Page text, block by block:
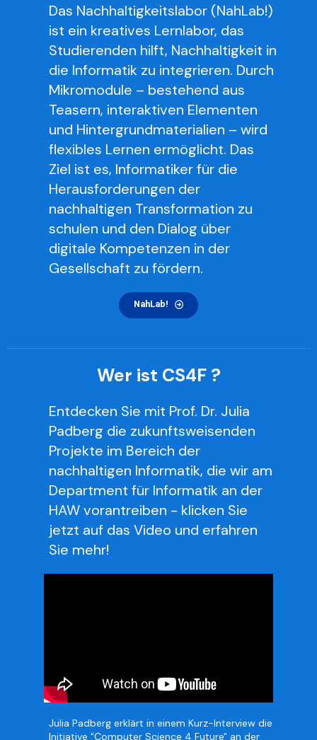
Das Nachhaltigkeitslabor (NahLab!)
ist ein kreatives Lernlabor, das
Studierenden hilft, Nachhaltigkeit in
die Informatik zu integrieren. Durch
Mikromodule – bestehend aus
Teasern, interaktiven Elementen
und Hintergrundmaterialien – wird
flexibles Lernen ermöglicht. Das
Ziel ist es, Informatiker für die
Herausforderungen der
nachhaltigen Transformation zu
schulen und den Dialog über
digitale Kompetenzen in der
Gesellschaft zu fördern.
NahLab!
Wer ist CS4F ?
Entdecken Sie mit Prof. Dr. Julia
Padberg die zukunftsweisenden
Projekte im Bereich der
nachhaltigen Informatik, die wir am
Department für Informatik an der
HAW vorantreiben - klicken Sie
jetzt auf das Video und erfahren
Sie mehr!
Julia Padberg erklärt in einem Kurz-Interview die
Initiative "Computer Science 4 Future" an der